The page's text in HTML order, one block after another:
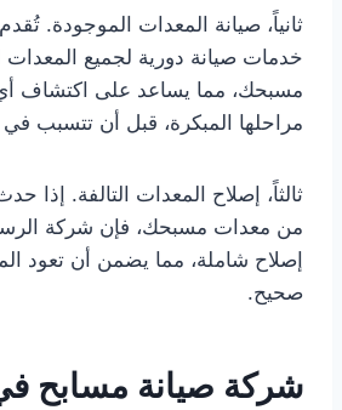
ثانياً، صيانة المعدات الموجودة.
خدمات صيانة دورية لجميع
مسبحك، مما يساعد على اكتشاف
مراحلها المبكرة، قبل أن تتسبب
ثالثاً، إصلاح المعدات التالفة.
من معدات مسبحك، فإن شركة
إصلاح شاملة، مما يضمن أن تعود
صحيح.
شركة صيانة مسابح